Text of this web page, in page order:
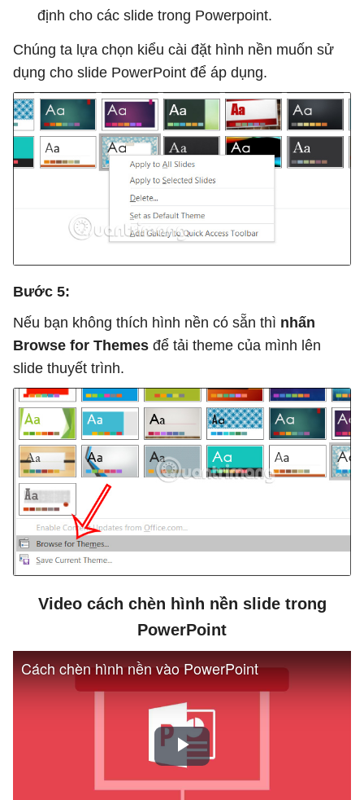
định cho các slide trong Powerpoint.
Chúng ta lựa chọn kiểu cài đặt hình nền muốn sử
dụng cho slide PowerPoint để áp dụng.
Bước 5:
Nếu bạn không thích hình nền có sẵn thì nhấn
Browse for Themes để tải theme của mình lên
slide thuyết trình.
Video cách chèn hình nền slide trong
PowerPoint